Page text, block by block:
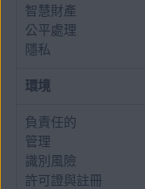
智慧財產
公平處理
隱私
環境
負責任的
管理
識別風險
許可證與註冊